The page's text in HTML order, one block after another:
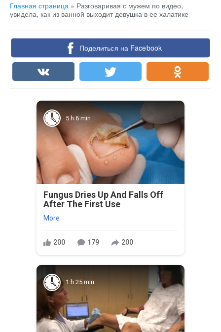
Главная страница » Разговаривая с мужем по видео,
увидела, как из ванной выходит девушка в ее халатике
Поделиться на Facebook
5 h 6 min
Fungus Dries Up And Falls Off
After The First Use
More
200 179 200
1 h 25 min